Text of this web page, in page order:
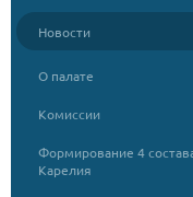
Новости
О палате
Комиссии
Формирование 4
Карелия